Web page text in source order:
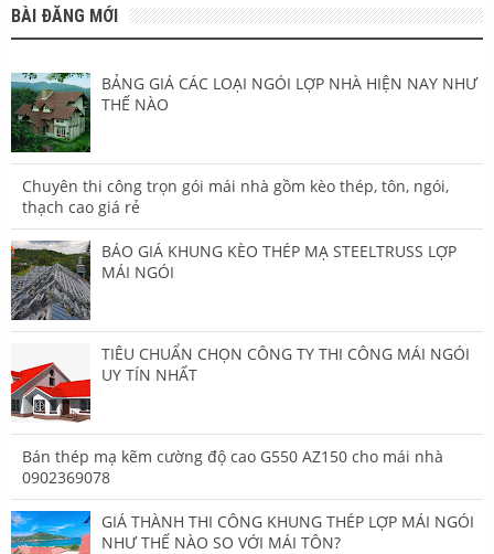
BÀI ĐĂNG MỚI
BẢNG GIÁ CÁC LOẠI NGÓI LỢP NHÀ HIỆN NAY NHƯ
THẾ NÀO
Chuyên thi công trọn gói mái nhà gồm kèo thép, tôn, ngói,
thạch cao giá rẻ
BÁO GIÁ KHUNG KÈO THÉP MẠ STEELTRUSS LỢP
MÁI NGÓI
TIÊU CHUẨN CHỌN CÔNG TY THI CÔNG MÁI NGÓI
UY TÍN NHẤT
Bán thép mạ kẽm cường độ cao G550 AZ150 cho mái nhà
0902369078
GIÁ THÀNH THI CÔNG KHUNG THÉP LỢP MÁI NGÓI
NHƯ THẾ NÀO SO VỚI MÁI TÔN?